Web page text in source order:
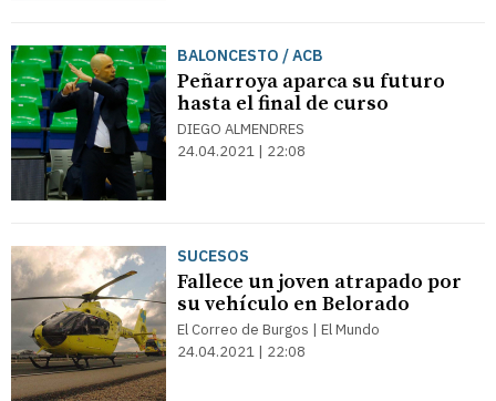
BALONCESTO / ACB
Peñarroya aparca su futuro
hasta el final de curso
DIEGO ALMENDRES
24.04.2021 | 22:08
SUCESOS
Fallece un joven atrapado por
su vehículo en Belorado
El Correo de Burgos | El Mundo
24.04.2021 | 22:08